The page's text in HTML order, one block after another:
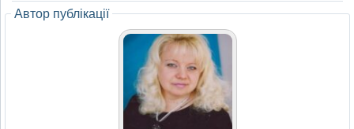
Автор публікації